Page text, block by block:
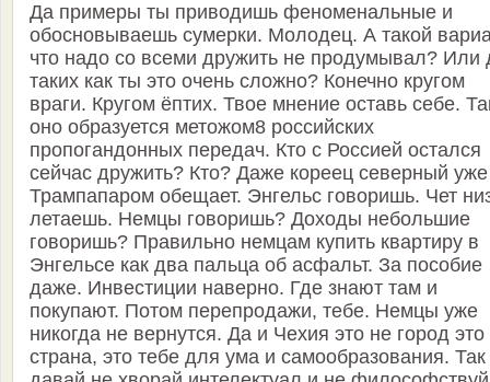
Да примеры ты приводишь феноменальные и
обосновываешь сумерки. Молодец. А такой
что надо со всеми дружить не продумывал? Или
таких как ты это очень сложно? Конечно кругом
враги. Кругом ёптих. Твое мнение оставь себе.
оно образуется метожом8 российских
пропогандонных передач. Кто с Россией остался
сейчас дружить? Кто? Даже кореец северный
Трампапаром обещает. Энгельс говоришь. Чет
летаешь. Немцы говоришь? Доходы небольшие
говоришь? Правильно немцам купить квартиру в
Энгельсе как два пальца об асфальт. За пособие
даже. Инвестиции наверно. Где знают там и
покупают. Потом перепродажи, тебе. Немцы уже
никогда не вернутся. Да и Чехия это не город это
страна, это тебе для ума и самообразования. Так